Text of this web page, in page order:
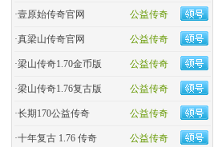
公益传奇
·壹原始传奇官网
公益传奇
·真梁山传奇官网
公益传奇
·梁山传奇1.70金币版
公益传奇
·梁山传奇1.76复古版
公益传奇
·长期170公益传奇
公益传奇
·十年复古 1.76 传奇